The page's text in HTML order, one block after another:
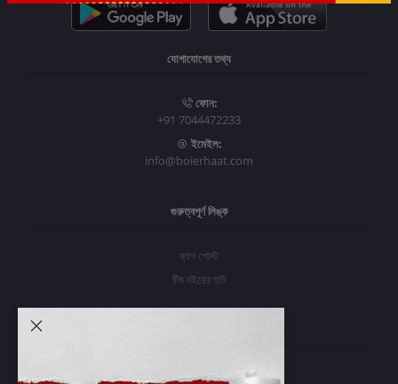
যোগাযোগের তথ্য
ফোন:
+91 7044472233
ইমেইল:
info@boierhaat.com
গুরুত্বপূর্ণ লিঙ্ক
ব্লগ পোস্ট
টিম বইয়ের হাট
প্রবেশ করুন